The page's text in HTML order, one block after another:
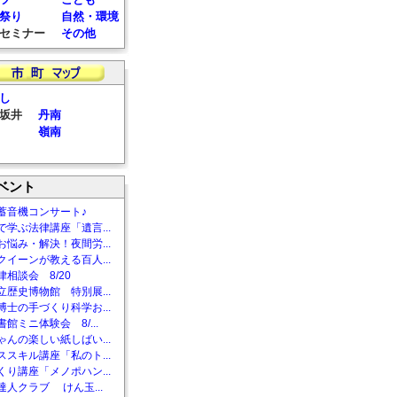
り
自然・環境
ミナー
その他
井
丹南
嶺南
ント
音機コンサート♪
学ぶ法律講座「遺言...
悩み・解決！夜間労...
イーンが教える百人...
相談会 8/20
歴史博物館 特別展...
士の手づくり科学お...
館ミニ体験会 8/...
んの楽しい紙しばい...
スキル講座「私のト...
り講座「メノポハン...
人クラブ けん玉...